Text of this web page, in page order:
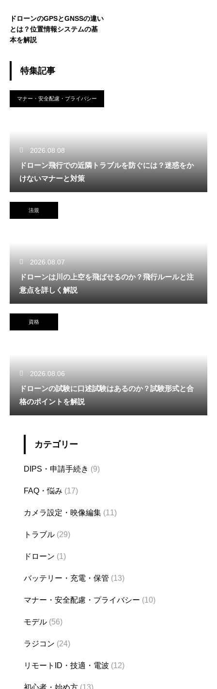
ドローンのGPSとGNSSの違い
とは？位置情報システムの基
本を解説
特集記事
マナー・安全配慮・プライバシー
2026.08.08
ドローン飛行での近隣トラブルを防ぐには？迷惑をか
けないマナーと対策
法規
2026.08.07
ドローンは川の上空を飛ばせるのか？飛行ルールと注
意点を詳しく解説
資格
2026.08.06
ドローンの試験に口述試験はあるのか？試験形式と合
格のポイントを解説
カテゴリー
DIPS・申請手続き (9)
FAQ・悩み (17)
カメラ設定・映像編集 (11)
トラブル (29)
ドローン (1)
バッテリー・充電・保管 (13)
マナー・安全配慮・プライバシー (10)
モデル (56)
ラジコン (24)
リモートID・技適・電波 (12)
初心者・始め方 (13)